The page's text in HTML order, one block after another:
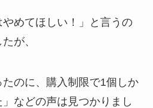
めてほしい！」と言うの
が、
たのに、購入制限で1個しか
などの声は見つかりまし